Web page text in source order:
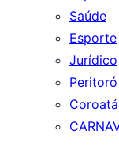
Saúde
Esporte
Jurídico
Peritoró
Coroatá